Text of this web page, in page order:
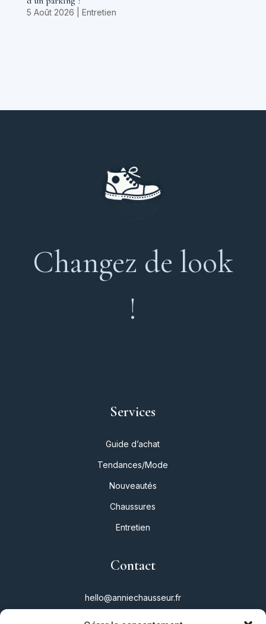
5 Août 2026 Entretien
Changez de look
!
Services
Guide d’achat
Tendances/Mode
Nouveautés
Chaussures
Entretien
Contact
hello@anniechausseur.fr